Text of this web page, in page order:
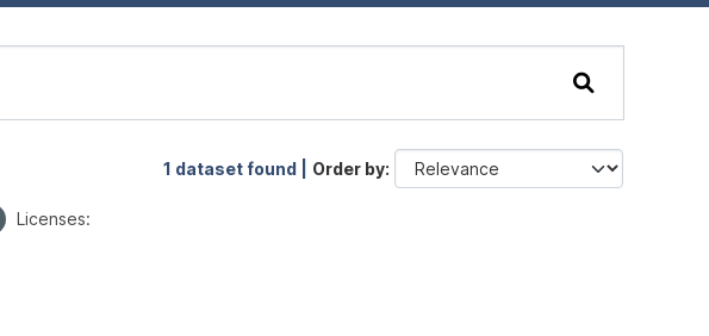
1 dataset found | Order by
Licenses: